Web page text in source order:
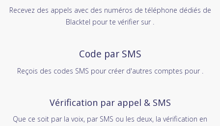
Recevez des appels avec des numéros de téléphone dédiés de
Blacktel pour te vérifier sur .
Code par SMS
Reçois des codes SMS pour créer d'autres comptes pour .
Vérification par appel & SMS
Que ce soit par la voix, par SMS ou les deux, la vérification en